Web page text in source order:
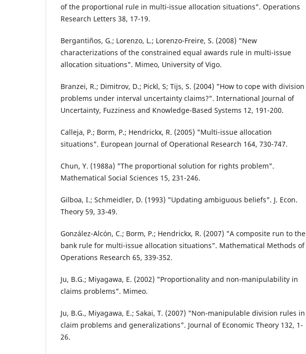
of the proportional rule in multi-issue allocation situations". Operations
Research Letters 38, 17-19.
Bergantiños, G.; Lorenzo, L.; Lorenzo-Freire, S. (2008) "New
characterizations of the constrained equal awards rule in multi-issue
allocation situations". Mimeo, University of Vigo.
Branzei, R.; Dimitrov, D.; Pickl, S; Tijs, S. (2004) "How to cope with division
problems under interval uncertainty claims?". International Journal of
Uncertainty, Fuzziness and Knowledge-Based Systems 12, 191-200.
Calleja, P.; Borm, P.; Hendrickx, R. (2005) "Multi-issue allocation
situations". European Journal of Operational Research 164, 730-747.
Chun, Y. (1988a) "The proportional solution for rights problem".
Mathematical Social Sciences 15, 231-246.
Gilboa, I.; Schmeidler, D. (1993) "Updating ambiguous beliefs". J. Econ.
Theory 59, 33-49.
González-Alcón, C.; Borm, P.; Hendrickx, R. (2007) "A composite run to the
bank rule for multi-issue allocation situations". Mathematical Methods of
Operations Research 65, 339-352.
Ju, B.G.; Miyagawa, E. (2002) "Proportionality and non-manipulability in
claims problems". Mimeo.
Ju, B.G., Miyagawa, E.; Sakai, T. (2007) "Non-manipulable division rules in
claim problems and generalizations". Journal of Economic Theory 132, 1-
26.